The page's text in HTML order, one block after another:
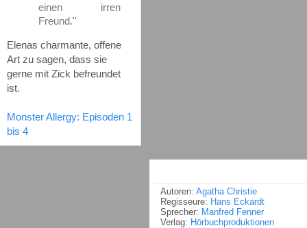
einen irren
Freund."
Elenas charmante, offene
Art zu sagen, dass sie
gerne mit Zick befreundet
ist.
Monster Allergy: Episoden 1
bis 4
Autoren: Agatha Christie
Regisseure: Hans Eckardt
Sprecher: Manfred Fenner
Verlag: Hörbuchproduktionen